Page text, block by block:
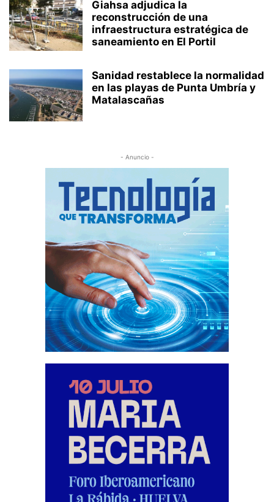
Giahsa adjudica la
reconstrucción de una
infraestructura estratégica de
saneamiento en El Portil
Sanidad restablece la normalidad
en las playas de Punta Umbría y
Matalascañas
- Anuncio -